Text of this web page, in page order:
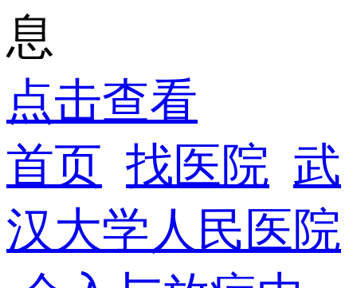
息
点击查看
首页 找医院 武
汉大学人民医院